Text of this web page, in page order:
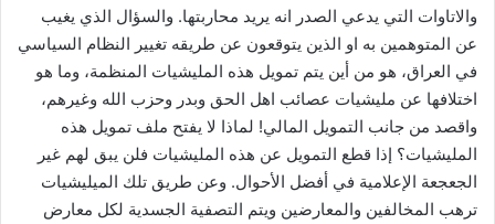
والاتاوات التي يدعي الصدر انه يريد محاربتها. والسؤال الذي يغيب
عن المتوهمين به او الذين يتوقعون عن طريقه تغيير النظام السياسي
في العراق، هو من أين يتم تمويل هذه المليشيات المنظمة، وما هو
اختلافها عن مليشيات عصائب اهل الحق وبدر وحزب الله وغيرهم،
واقصد من جانب التمويل المالي! لماذا لا يفتح ملف تمويل هذه
المليشيات؟ إذا قطع التمويل عن هذه المليشيات فلن يبق لهم غير
الجعجعة الإعلامية في أفضل الأحوال. وعن طريق تلك الميليشيات
ترهب المخالفين والمعارضين ويتم التصفية الجسدية لكل معارض